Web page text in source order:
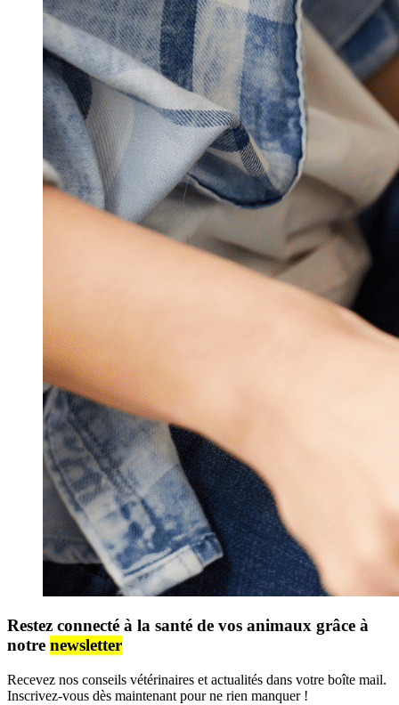
Restez connecté à la santé de vos animaux grâce à
notre newsletter
Recevez nos conseils vétérinaires et actualités dans votre boîte mail.
Inscrivez-vous dès maintenant pour ne rien manquer !